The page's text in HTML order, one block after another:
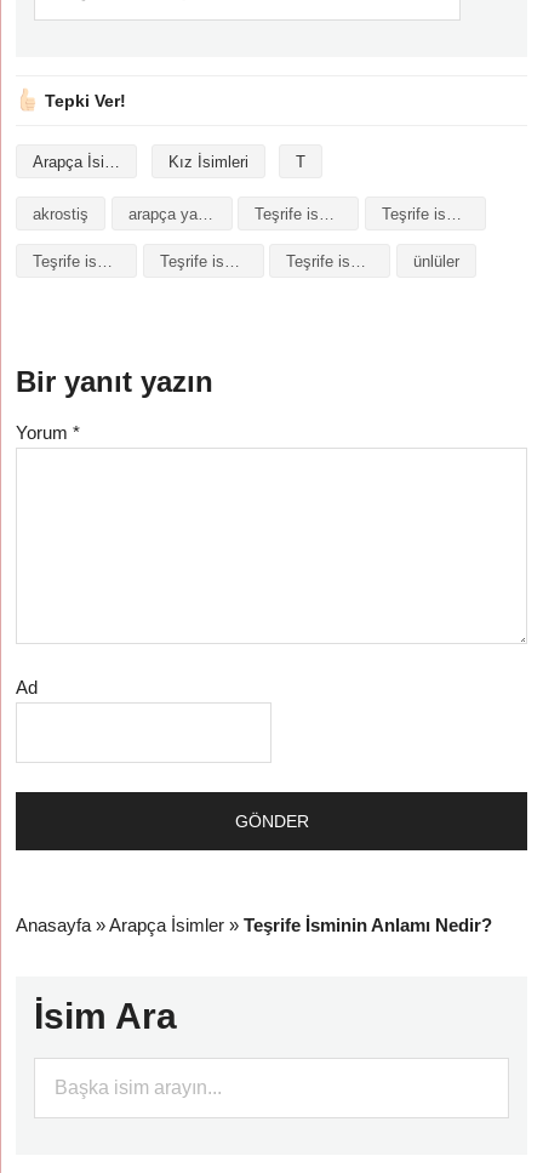
Tepki Ver!
Arapça İsimler Kız İsimleri T
akrostiş arapça yazılışı
Teşrife isminin baş harfleriyle şiir Teşrife isminin kökeni Teşrife isminin numerolojisi ünlüler
Bir yanıt yazın
Yorum*
Ad
Anasayfa »Arapça İsimler »Teşrife İsminin Anlamı Nedir?
İsim Ara